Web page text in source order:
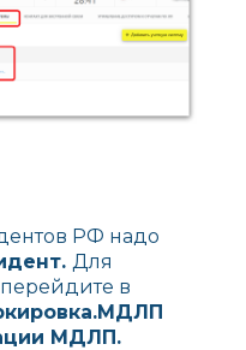
РФ надо
Для
в
МДЛП.